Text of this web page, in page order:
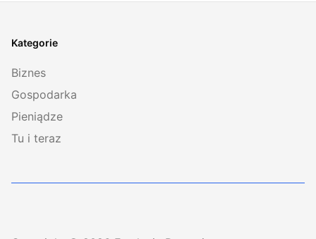
Kategorie
Biznes
Gospodarka
Pieniądze
Tu i teraz